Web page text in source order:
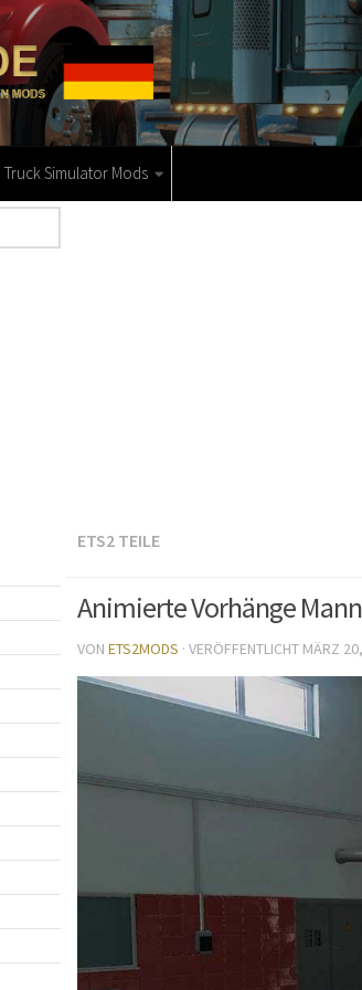
Simulator Mods
ETS2 TEILE
Animierte Vorhänge Mann
VON ETS2MODS · VERÖFFENTLICHT MÄRZ